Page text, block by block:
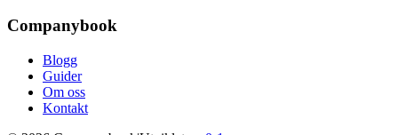
Companybook
Blogg
Guider
Om oss
Kontakt